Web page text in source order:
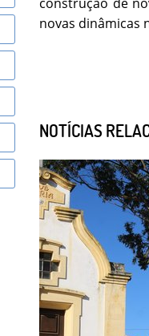
novas dinâmicas
NOTÍCIAS